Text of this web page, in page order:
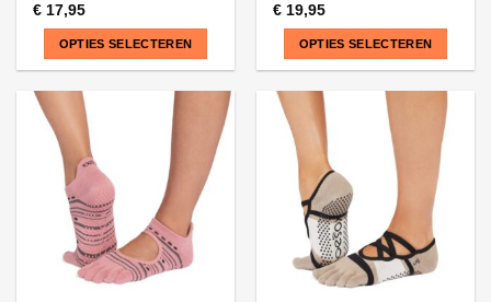
€17,95
OPTIES SELECTEREN
product
heeft
meerdere
variaties.
Deze
gekozen
€19,95
OPTIES SELECTEREN
product
heeft
meerdere
variaties.
Deze
optie
gekozen
worden